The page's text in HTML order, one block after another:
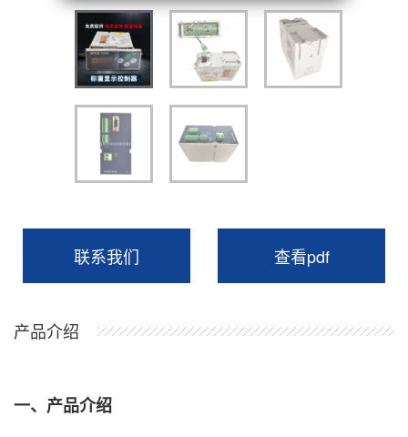
联系我们 查看pdf
产品介绍
一、产品介绍